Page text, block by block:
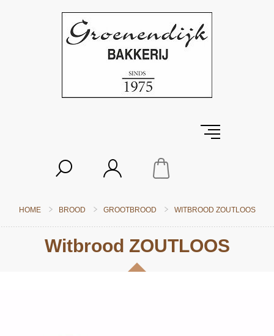
HOME BROOD GROOTBROOD WITBROOD ZOUTLOOS
Witbrood ZOUTLOOS